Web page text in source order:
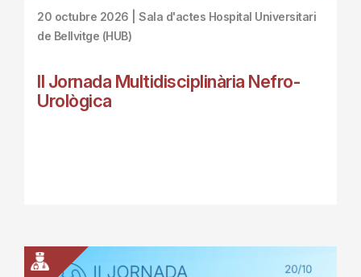
20 octubre 2026 | Sala d'actes Hospital Universitari
de Bellvitge (HUB)
II Jornada Multidisciplinària Nefro-
Urològica